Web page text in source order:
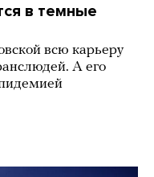
в темные
всю карьеру
А его